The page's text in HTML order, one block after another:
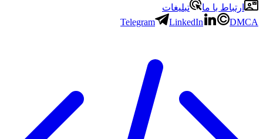
ارتباط با ما
تبلیغات
Telegram
LinkedIn DMCA